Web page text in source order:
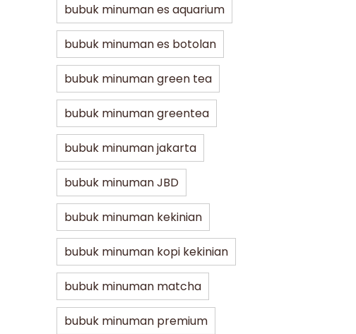
bubuk minuman es aquarium
bubuk minuman es botolan
bubuk minuman green tea
bubuk minuman greentea
bubuk minuman jakarta
bubuk minuman JBD
bubuk minuman kekinian
bubuk minuman kopi kekinian
bubuk minuman matcha
bubuk minuman premium